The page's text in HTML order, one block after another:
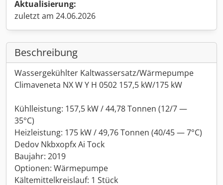
Aktualisierung:
zuletzt am 24.06.2026
Beschreibung
Wassergekühlter Kaltwassersatz/Wärmepumpe
Climaveneta NX W Y H 0502 157,5 kW/175 kW
Kühlleistung: 157,5 kW / 44,78 Tonnen (12/7 —
35°C)
Heizleistung: 175 kW / 49,76 Tonnen (40/45 — 7°C)
Dedov Nkbxopfx Ai Tock
Baujahr: 2019
Optionen: Wärmepumpe
Kältemittelkreislauf: 1 Stück